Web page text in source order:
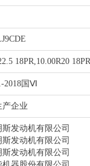
18PR,10.00R20
2018国Ⅵ
产企业
发动机有限公司
发动机有限公司
发动机有限公司